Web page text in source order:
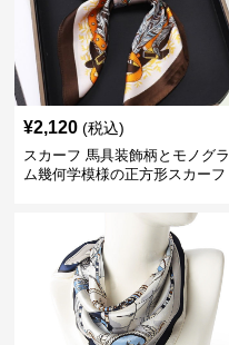
¥2,120 (税込)
スカーフ 馬具装飾柄とモノグラ
ム幾何学模様の正方形スカーフ